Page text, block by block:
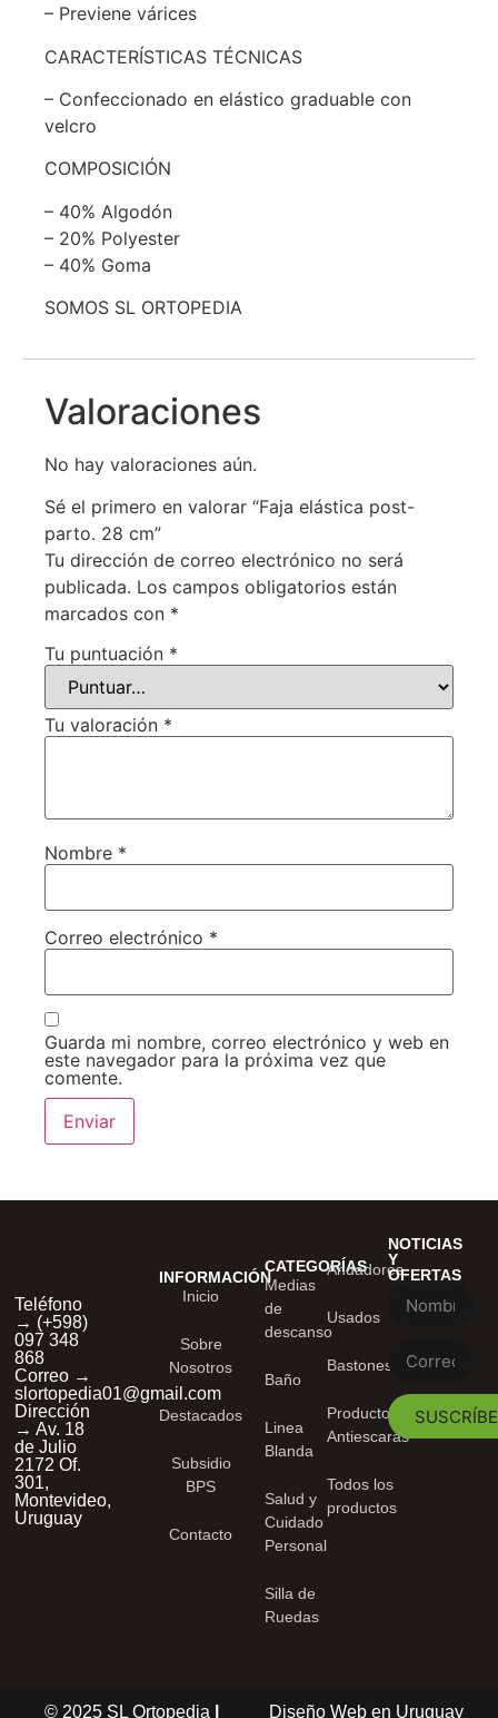
– Previene várices
CARACTERÍSTICAS TÉCNICAS
– Confeccionado en elástico graduable con
velcro
COMPOSICIÓN
– 40% Algodón
– 20% Polyester
– 40% Goma
SOMOS SL ORTOPEDIA
Valoraciones
No hay valoraciones aún.
Sé el primero en valorar “Faja elástica post-
parto. 28 cm”
Tu dirección de correo electrónico no será
publicada. Los campos obligatorios están
marcados con *
Tu puntuación *
Tu valoración *
Nombre *
Correo electrónico *
Guarda mi nombre, correo electrónico y web en
este navegador para la próxima vez que
comente.
Teléfono
→ (+598)
097 348
868
Correo →
slortopedia01@gmail.com
Dirección
→ Av. 18
de Julio
2172 Of.
301,
Montevideo,
Uruguay
INFORMACIÓN
Inicio
Sobre
Nosotros
Destacados
Subsidio
BPS
Contacto
CATEGORÍAS
Medias
de
descanso
Baño
Linea
Blanda
Salud y
Cuidado
Personal
Silla de
Ruedas
Andadores
Usados
Bastones
Productos
Antiescaras
Todos los
productos
NOTICIAS
Y
OFERTAS
© 2025 SL Ortopedia Diseño Web en Uruguay